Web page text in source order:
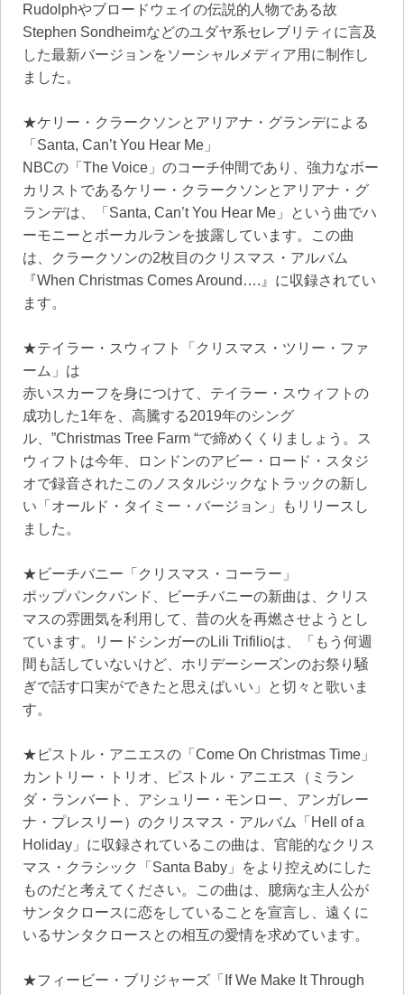
Rudolphやブロードウェイの伝説的人物である故
Stephen Sondheimなどのユダヤ系セレブリティに言及
した最新バージョンをソーシャルメディア用に制作し
ました。
★ケリー・クラークソンとアリアナ・グランデによる
「Santa, Can’t You Hear Me」
NBCの「The Voice」のコーチ仲間であり、強力なボー
カリストであるケリー・クラークソンとアリアナ・グ
ランデは、「Santa, Can’t You Hear Me」という曲でハ
ーモニーとボーカルランを披露しています。この曲
は、クラークソンの2枚目のクリスマス・アルバム
『When Christmas Comes Around….』に収録されてい
ます。
★テイラー・スウィフト「クリスマス・ツリー・ファ
ーム」は
赤いスカーフを身につけて、テイラー・スウィフトの
成功した1年を、高騰する2019年のシング
ル、”Christmas Tree Farm “で締めくくりましょう。ス
ウィフトは今年、ロンドンのアビー・ロード・スタジ
オで録音されたこのノスタルジックなトラックの新し
い「オールド・タイミー・バージョン」もリリースし
ました。
★ビーチバニー「クリスマス・コーラー」
ポップパンクバンド、ビーチバニーの新曲は、クリス
マスの雰囲気を利用して、昔の火を再燃させようとし
ています。リードシンガーのLili Trifilioは、「もう何週
間も話していないけど、ホリデーシーズンのお祭り騒
ぎで話す口実ができたと思えばいい」と切々と歌いま
す。
★ピストル・アニエスの「Come On Christmas Time」
カントリー・トリオ、ピストル・アニエス（ミラン
ダ・ランバート、アシュリー・モンロー、アンガレー
ナ・プレスリー）のクリスマス・アルバム「Hell of a
Holiday」に収録されているこの曲は、官能的なクリス
マス・クラシック「Santa Baby」をより控えめにした
ものだと考えてください。この曲は、臆病な主人公が
サンタクロースに恋をしていることを宣言し、遠くに
いるサンタクロースとの相互の愛情を求めています。
★フィービー・ブリジャーズ「If We Make It Through